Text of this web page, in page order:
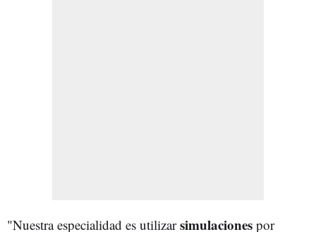
"Nuestra especialidad es utilizarsimulaciones por